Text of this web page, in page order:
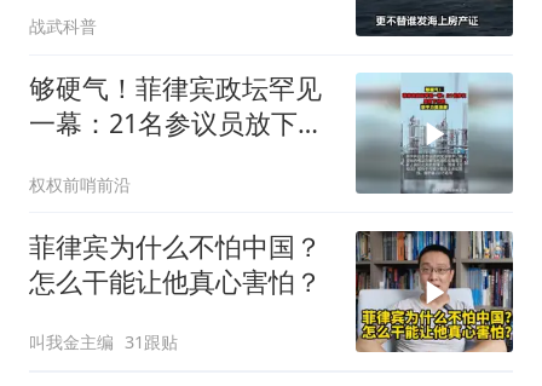
战武科普
够硬气！菲律宾政坛罕见
一幕：21名参议员放下分
权权前哨前沿
菲律宾为什么不怕中国？
怎么干能让他真心害怕？
叫我金主编 31跟贴